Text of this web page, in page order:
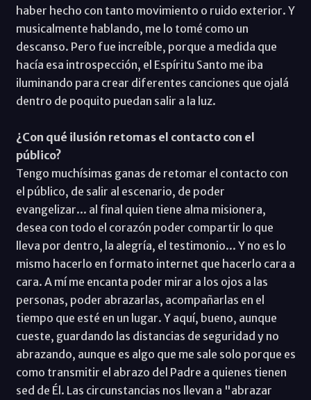
haber hecho con tanto movimiento o ruido exterior. Y
musicalmente hablando, me lo tomé como un
descanso. Pero fue increíble, porque a medida que
hacía esa introspección, el Espíritu Santo me iba
iluminando para crear diferentes canciones que ojalá
dentro de poquito puedan salir a la luz.
¿Con qué ilusión retomas el contacto con el
público?
Tengo muchísimas ganas de retomar el contacto con
el público, de salir al escenario, de poder
evangelizar... al final quien tiene alma misionera,
desea con todo el corazón poder compartir lo que
lleva por dentro, la alegría, el testimonio... Y no es lo
mismo hacerlo en formato internet que hacerlo cara a
cara. A mí me encanta poder mirar a los ojos a las
personas, poder abrazarlas, acompañarlas en el
tiempo que esté en un lugar. Y aquí, bueno, aunque
cueste, guardando las distancias de seguridad y no
abrazando, aunque es algo que me sale solo porque es
como transmitir el abrazo del Padre a quienes tienen
sed de Él. Las circunstancias nos llevan a "abrazar